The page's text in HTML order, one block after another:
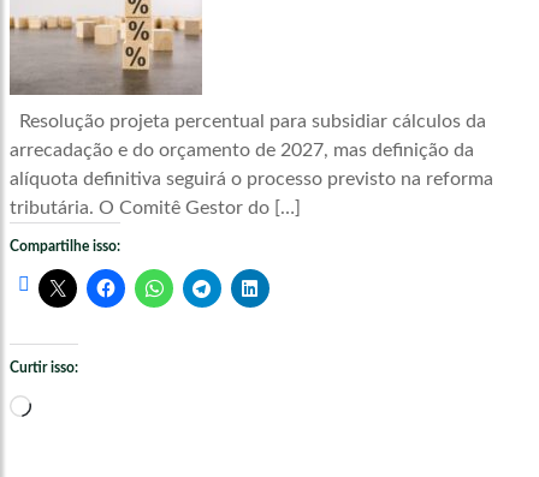
Resolução projeta percentual para subsidiar cálculos da
arrecadação e do orçamento de 2027, mas definição da
alíquota definitiva seguirá o processo previsto na reforma
tributária. O Comitê Gestor do […]
Compartilhe isso:
Curtir isso:
Carregando...